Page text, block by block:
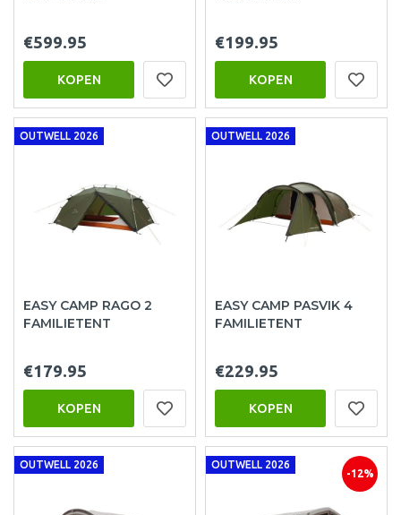
€599.95
KOPEN
€199.95
KOPEN
OUTWELL 2026
EASY CAMP RAGO 2
FAMILIETENT
€179.95
KOPEN
OUTWELL 2026
EASY CAMP PASVIK 4
FAMILIETENT
€229.95
KOPEN
OUTWELL 2026 OUTWELL 2026
-12%